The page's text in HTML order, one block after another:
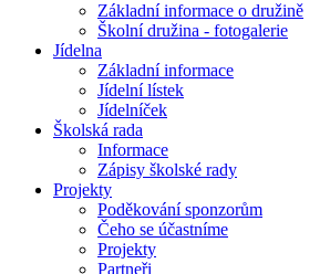
Základní informace o družině
Školní družina - fotogalerie
Jídelna
Základní informace
Jídelní lístek
Jídelníček
Školská rada
Informace
Zápisy školské rady
Projekty
Poděkování sponzorům
Čeho se účastníme
Projekty
Partneři